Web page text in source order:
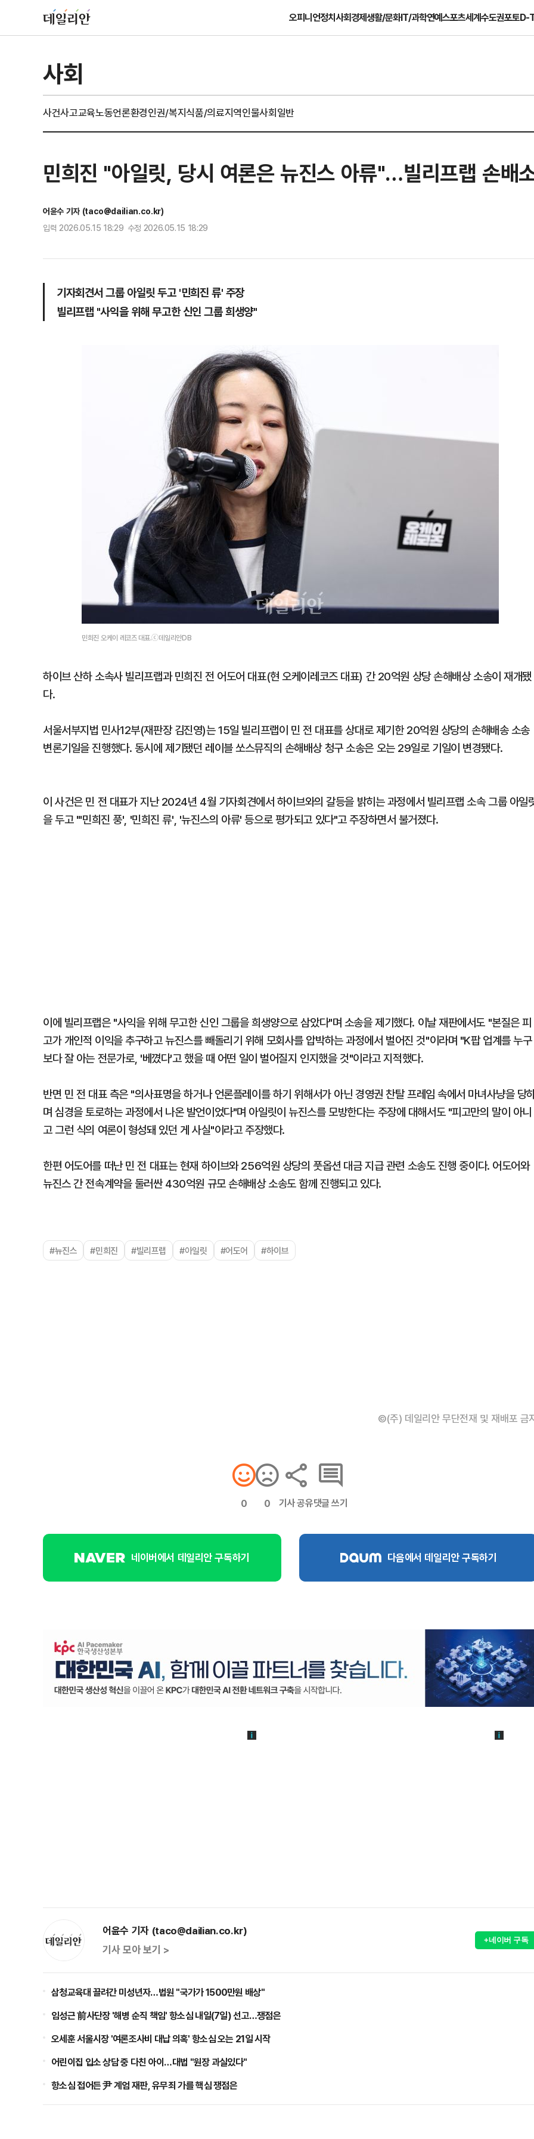
오피니언정치사회경제생활/문화IT/과학연예스포츠세계수도권포토D-
사회
사건사고교육노동언론환경인권/복지식품/의료지역인물사회일반
민희진 "아일릿, 당시 여론은 뉴진스 아류"…빌리프랩 손배
어윤수 기자 (taco@dailian.co.kr)
입력 2026.05.15 18:29 수정 2026.05.15 18:29
기자회견서 그룹 아일릿 두고 '민희진 류' 주장
빌리프랩 "사익을 위해 무고한 신인 그룹 희생양"
민희진 오케이 레코즈 대표.ⓒ데일리안DB
하이브 산하 소속사 빌리프랩과 민희진 전 어도어 대표(현 오케이레코즈 대표) 간 20억원 상당 손해배상 소송이 재개됐
다.
서울서부지법 민사12부(재판장 김진영)는 15일 빌리프랩이 민 전 대표를 상대로 제기한 20억원 상당의 손해배송 소송
변론기일을 진행했다. 동시에 제기됐던 레이블 쏘스뮤직의 손해배상 청구 소송은 오는 29일로 기일이 변경됐다.
이 사건은 민 전 대표가 지난 2024년 4월 기자회견에서 하이브와의 갈등을 밝히는 과정에서 빌리프랩 소속 그룹 아일
을 두고 "'민희진 풍', '민희진 류', '뉴진스의 아류' 등으로 평가되고 있다"고 주장하면서 불거졌다.
이에 빌리프랩은 "사익을 위해 무고한 신인 그룹을 희생양으로 삼았다"며 소송을 제기했다. 이날 재판에서도 "본질은 피
고가 개인적 이익을 추구하고 뉴진스를 빼돌리기 위해 모회사를 압박하는 과정에서 벌어진 것"이라며 "K팝 업계를 누구
보다 잘 아는 전문가로, '베꼈다'고 했을 때 어떤 일이 벌어질지 인지했을 것"이라고 지적했다.
반면 민 전 대표 측은 "의사표명을 하거나 언론플레이를 하기 위해서가 아닌 경영권 찬탈 프레임 속에서 마녀사냥을 당
며 심경을 토로하는 과정에서 나온 발언이었다"며 아일릿이 뉴진스를 모방한다는 주장에 대해서도 "피고만의 말이 아니
고 그런 식의 여론이 형성돼 있던 게 사실"이라고 주장했다.
한편 어도어를 떠난 민 전 대표는 현재 하이브와 256억원 상당의 풋옵션 대금 지급 관련 소송도 진행 중이다. 어도어와
뉴진스 간 전속계약을 둘러싼 430억원 규모 손해배상 소송도 함께 진행되고 있다.
#뉴진스 #민희진 #빌리프랩 #아일릿 #어도어 #하이브
©(주) 데일리안 무단전재 및 재배포 금
0 0 기사 공유댓글 쓰기
네이버에서 데일리안 구독하기 다음에서 데일리안 구독하기
어윤수 기자 (taco@dailian.co.kr)
기사 모아 보기 >
+네이버 구독
삼청교육대 끌려간 미성년자…법원 "국가가 1500만원 배상"
임성근 前사단장 '해병 순직 책임' 항소심 내일(7일) 선고…쟁점은
오세훈 서울시장 '여론조사비 대납 의혹' 항소심 오는 21일 시작
어린이집 입소 상담 중 다친 아이…대법 "원장 과실있다"
항소심 접어든 尹 계엄 재판, 유무죄 가를 핵심 쟁점은